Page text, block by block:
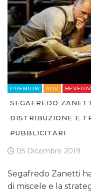
PREMIUM ADV
SEGAFREDO
DISTRIBUZIONE E
PUBBLICITARI
05 Dicembre 2019
Segafredo Zanetti
di miscele e la